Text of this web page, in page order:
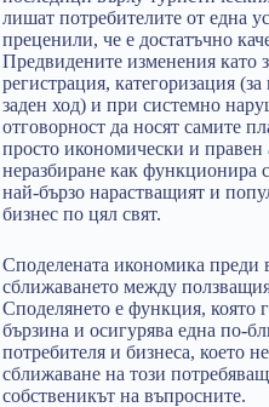
лишат потребителите от една
преценили, че е достатъчно
Предвидените изменения като
регистрация, категоризация
заден ход) и при системно
отговорност да носят самите
просто икономически и
неразбиране как функционира
най-бързо нарастващият и
бизнес по цял свят.
Споделената икономика преди
сближаването между
Споделянето е функция, която
бързина и осигурява една по-
потребителя и бизнеса, което
сближаване на този
собственикът на въпросните.